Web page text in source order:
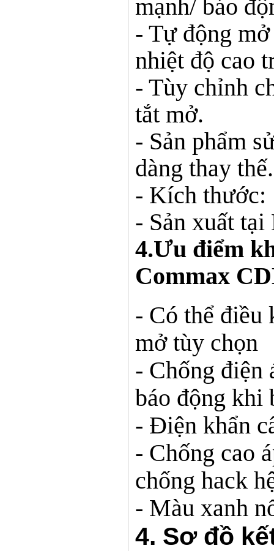
mạnh/ báo
- Tự động
nhiệt độ cao
- Tùy chỉnh
tắt mở.
- Sản phẩm
dàng thay thế.
- Kích thước:
- Sản xuất tại
4.Ưu điểm
Commax
- Có thể điều
mở tùy chọn
- Chống điện
báo động khi
- Điện khẩn
- Chống cao
chống hack
- Màu xanh
4. Sơ đồ